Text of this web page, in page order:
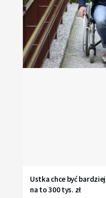
Ustka chce być
na to 300 tys. zł